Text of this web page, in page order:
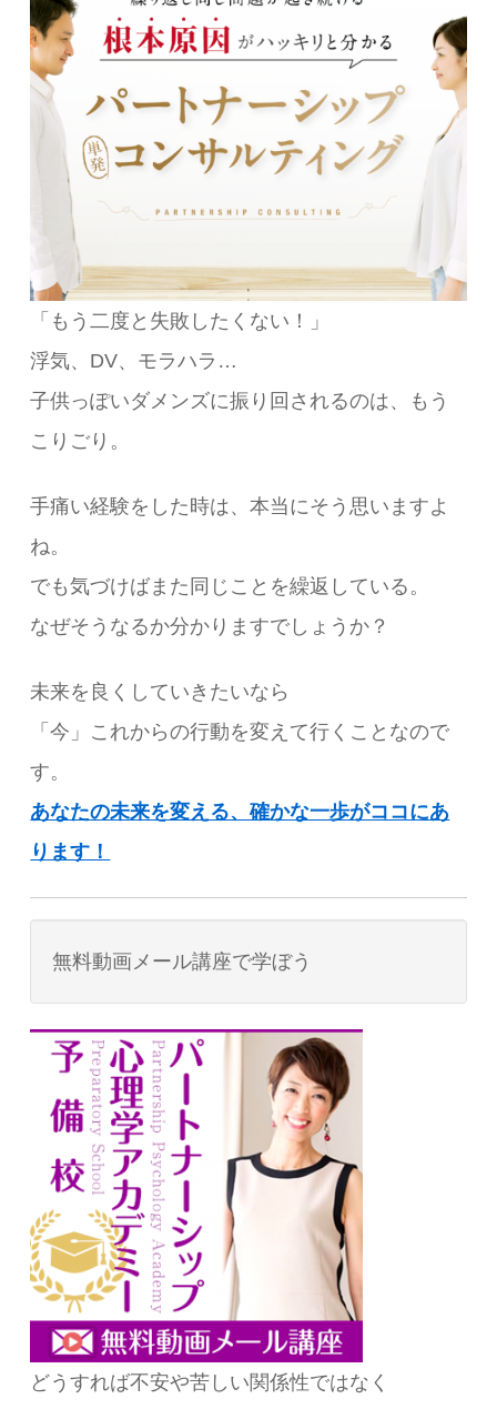
「もう二度と失敗したくない！」
浮気、DV、モラハラ…
子供っぽいダメンズに振り回されるのは、もう
こりごり。
手痛い経験をした時は、本当にそう思いますよ
ね。
でも気づけばまた同じことを繰返している。
なぜそうなるか分かりますでしょうか？
未来を良くしていきたいなら
「今」これからの行動を変えて行くことなので
す。
あなたの未来を変える、確かな一歩がココにあ
ります！
無料動画メール講座で学ぼう
どうすれば不安や苦しい関係性ではなく